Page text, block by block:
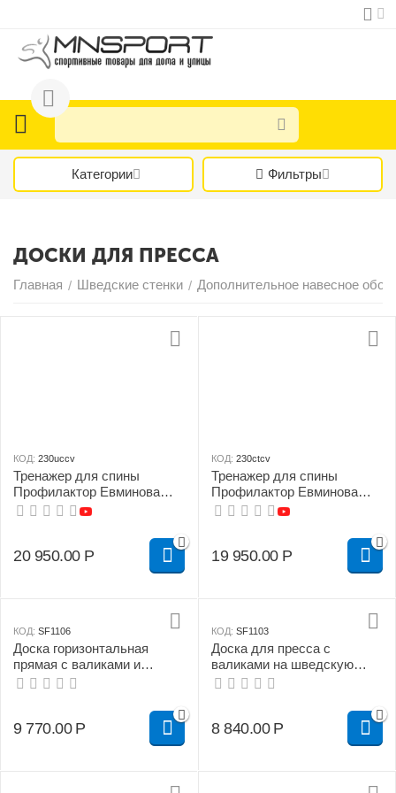
Категории Фильтры
ДОСКИ ДЛЯ ПРЕССА
Главная / Шведские стенки / Дополнительное навесное
КОД: 230uccv
Тренажер для спины
Профилактор Евминова
усиленный (рост 170-195
20 950.00 Р
КОД: 230ctcv
Тренажер для спины
Профилактор Евминова
стандартный (рост 170-195
19 950.00 Р
КОД: SF1106
Доска горизонтальная
прямая с валиками и
раскладной ногой для
9 770.00 Р
КОД: SF1103
Доска для пресса с
валиками на шведскую
стенку
8 840.00 Р